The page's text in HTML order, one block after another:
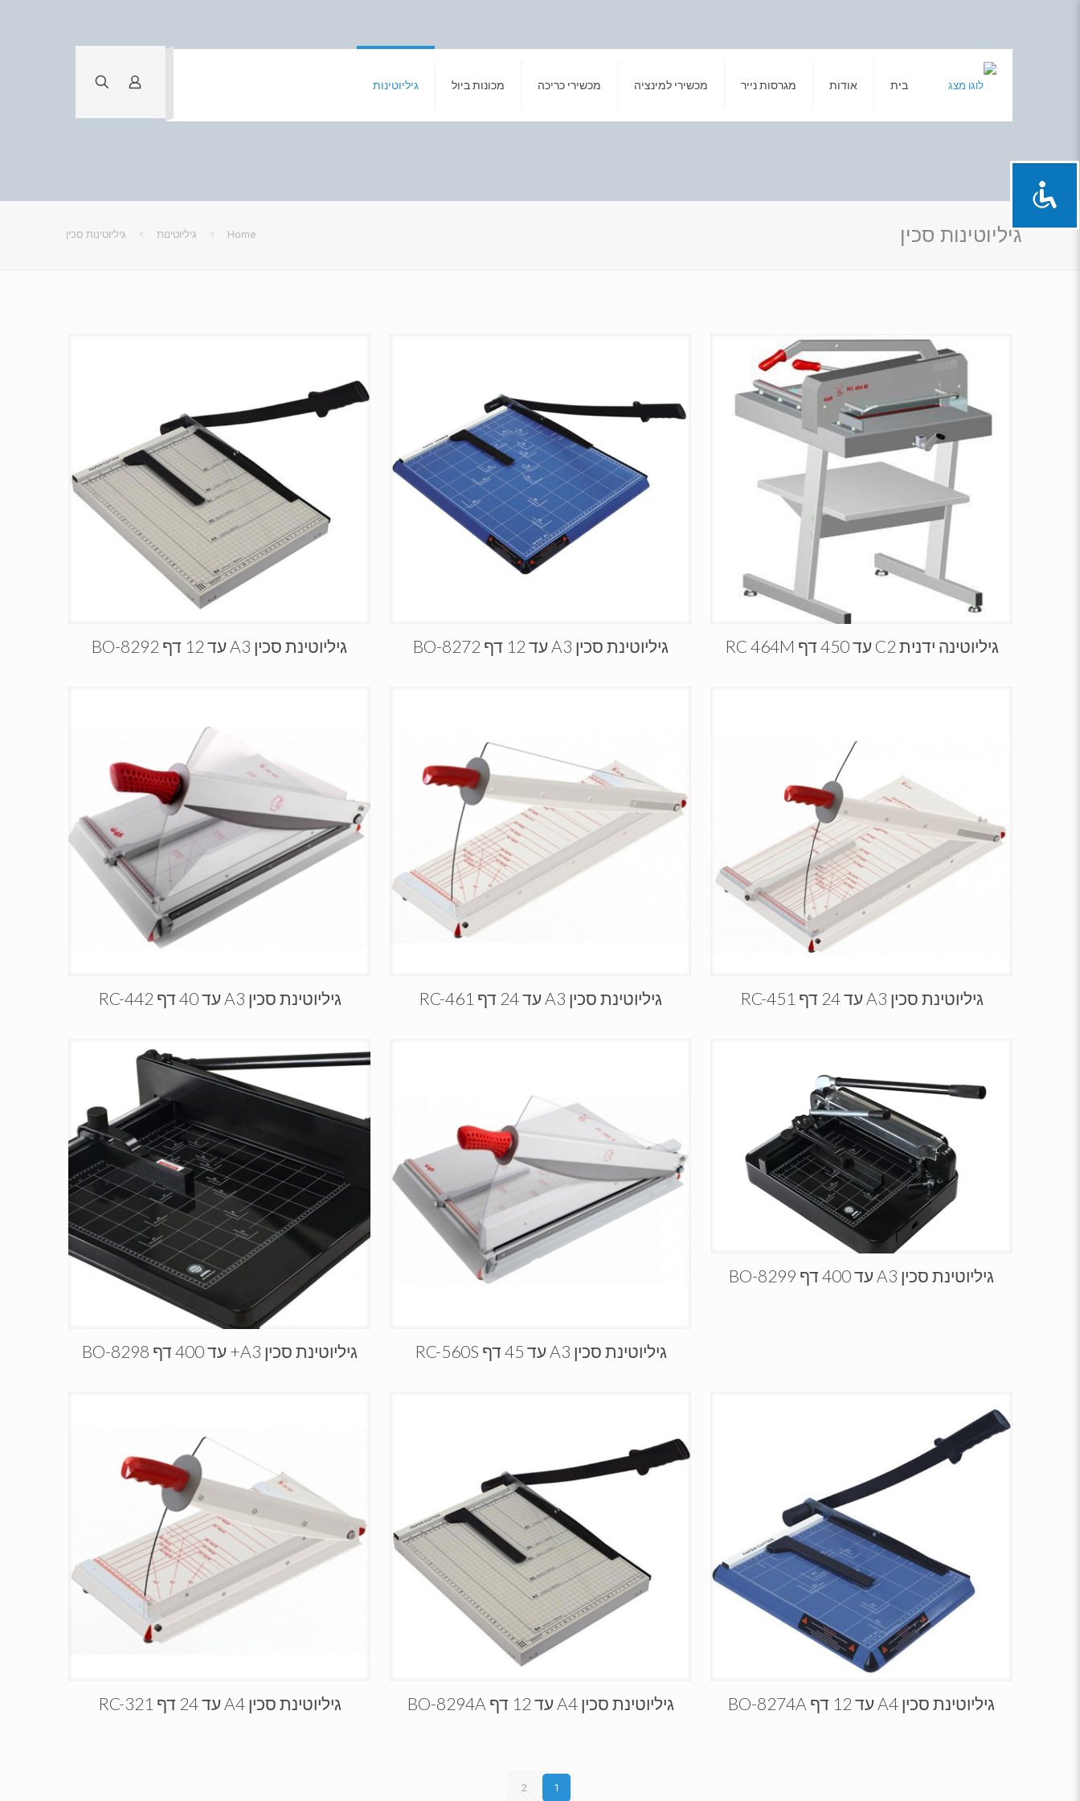
בית אודות מגרסות נייר מכשירי למינציה מכשירי כריכה מכונות ביול גיליוטינות
גיליוטינות סכין Home גיליוטינות גיליוטינות סכין
גיליוטינה ידנית C2 עד 450 דף RC 464M גיליוטינת סכין A3 עד 12 דף BO-8272 גיליוטינת סכין A3 עד 12 דף BO-8292
גיליוטינת סכין A3 עד 24 דף RC-451 גיליוטינת סכין A3 עד 24 דף RC-461 גיליוטינת סכין A3 עד 40 דף RC-442
גיליוטינת סכין A3 עד 400 דף BO-8299
גיליוטינת סכין A3 עד 45 דף RC-560S גיליוטינת סכין A3+ עד 400 דף BO-8298
גיליוטינת סכין A4 עד 12 דף BO-8274A גיליוטינת סכין A4 עד 12 דף BO-8294A גיליוטינת סכין A4 עד 24 דף RC-321
1
2